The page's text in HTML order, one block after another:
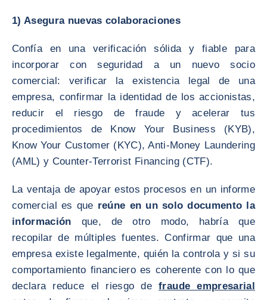
1) Asegura nuevas colaboraciones
Confía en una verificación sólida y fiable para
incorporar con seguridad a un nuevo socio
comercial: verificar la existencia legal de una
empresa, confirmar la identidad de los accionistas,
reducir el riesgo de fraude y acelerar tus
procedimientos de Know Your Business (KYB),
Know Your Customer (KYC), Anti-Money Laundering
(AML) y Counter-Terrorist Financing (CTF).
La ventaja de apoyar estos procesos en un informe
comercial es que reúne en un solo documento la
información que, de otro modo, habría que
recopilar de múltiples fuentes. Confirmar que una
empresa existe legalmente, quién la controla y si su
comportamiento financiero es coherente con lo que
declara reduce el riesgo defraude empresarial